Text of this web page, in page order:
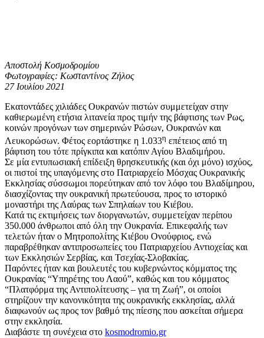
Αποστολή Κοσμοδρομίου
Φωτογραφίες: Κωσταντίνος Ζήλος
27 Ιουλίου 2021
Εκατοντάδες χιλιάδες Ουκρανών πιστών συμμετείχαν στην
καθιερωμένη ετήσια λιτανεία προς τιμήν της βάφτισης των Ρως,
κοινών προγόνων των σημερινών Ρώσων, Ουκρανών και
Λευκορώσων. Φέτος εορτάστηκε η 1.033η επέτειος από τη
βάφτιση του τότε πρίγκιπα και κατόπιν Αγίου Βλαδιμήρου.
Σε μία εντυπωσιακή επίδειξη θρησκευτικής (και όχι μόνο) ισχύος,
οι πιστοί της υπαγόμενης στο Πατριαρχείο Μόσχας Ουκρανικής
Εκκλησίας σύσσωμοι πορεύτηκαν από τον λόφο του Βλαδίμηρου,
διασχίζοντας την ουκρανική πρωτεύουσα, προς το ιστορικό
μοναστήρι της Λαύρας των Σπηλαίων του Κιέβου.
Κατά τις εκτιμήσεις των διοργανωτών, συμμετείχαν περίπου
350.000 άνθρωποι από όλη την Ουκρανία. Επικεφαλής των
τελετών ήταν ο Μητροπολίτης Κιέβου Ονούφριος, ενώ
παραβρέθηκαν αντιπροσωπείες του Πατριαρχείου Αντιοχείας και
των Εκκλησιών Σερβίας, και Τσεχίας-Σλοβακίας.
Παρόντες ήταν και βουλευτές του κυβερνώντος κόμματος της
Ουκρανίας “Υπηρέτης του Λαού”, καθώς και του κόμματος
“Πλατφόρμα της Αντιπολίτευσης – για τη Ζωή”, οι οποίοι
στηρίζουν την κανονικότητα της ουκρανικής εκκλησίας, αλλά
διαφωνούν ως προς τον βαθμό της πίεσης που ασκείται σήμερα
στην εκκλησία.
Διαβάστε τη συνέχεια στο kosmodromio.gr